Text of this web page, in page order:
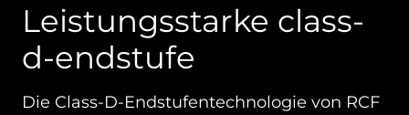
Leistungsstarke class-
d-endstufe
Die Class-D-Endstufentechnologie von RCF